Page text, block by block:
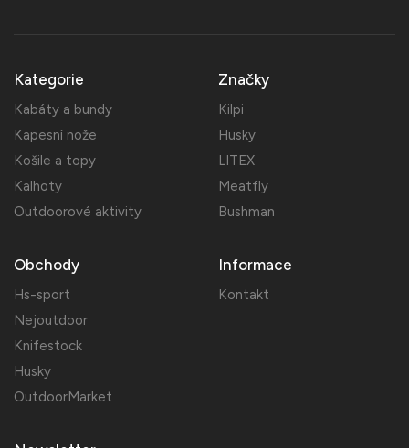
Kategorie
Kabáty a bundy
Kapesní nože
Košile a topy
Kalhoty
Outdoorové aktivity
Značky
Kilpi
Husky
LITEX
Meatfly
Bushman
Obchody
Hs-sport
Nejoutdoor
Knifestock
Husky
OutdoorMarket
Informace
Kontakt